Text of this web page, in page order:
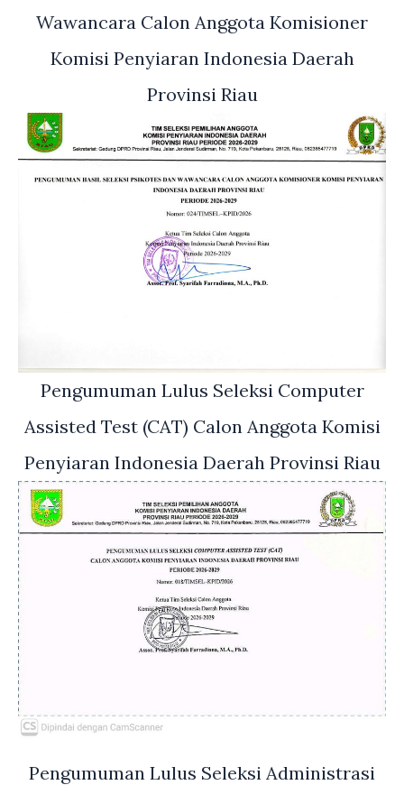
Wawancara Calon Anggota Komisioner
Komisi Penyiaran Indonesia Daerah
Provinsi Riau
Pengumuman Lulus Seleksi Computer
Assisted Test (CAT) Calon Anggota Komisi
Penyiaran Indonesia Daerah Provinsi Riau
Pengumuman Lulus Seleksi Administrasi